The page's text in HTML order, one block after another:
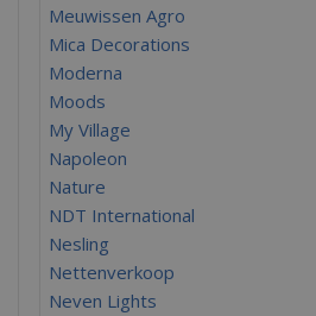
Meuwissen Agro
Mica Decorations
Moderna
Moods
My Village
Napoleon
Nature
NDT International
Nesling
Nettenverkoop
Neven Lights